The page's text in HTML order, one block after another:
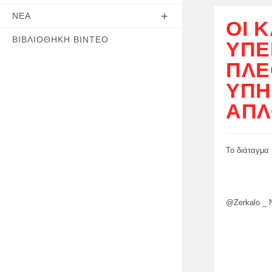
ΝΈΑ
ΒΙΒΛΙΟΘΉΚΗ ΒΊΝΤΕΟ
ΟΙ
Το διάταγμα
@Zerkalo _